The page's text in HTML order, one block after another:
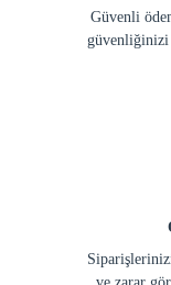
Güvenli
güvenliğinizi